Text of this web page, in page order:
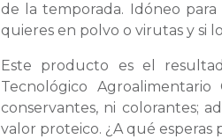
de la temporada. Idóneo
quieres en polvo o virutas y si
Este producto es el
Tecnológico
conservantes, ni colorantes;
valor proteico. ¿A qué